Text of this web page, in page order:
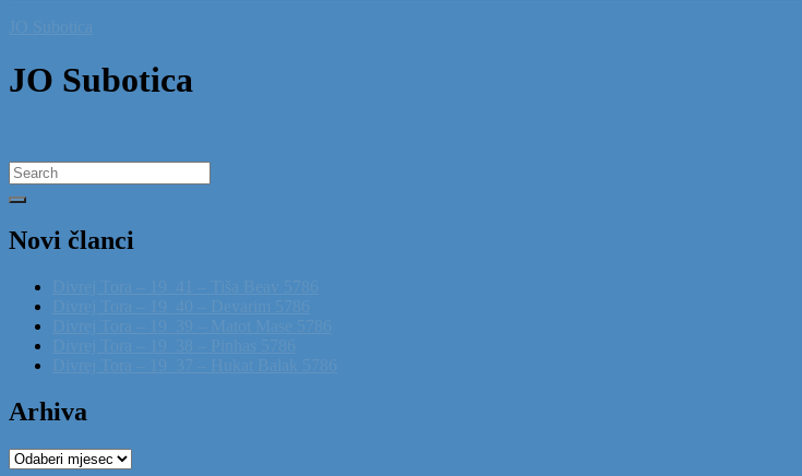
JO Subotica
Search
for:
Novi članci
Arhiva
Arhiva